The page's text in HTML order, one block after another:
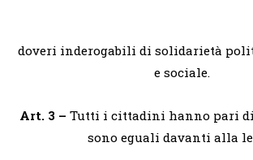
doveri inderogabili di solidarietà
e sociale.
Art. 3 – Tutti i cittadini hanno pari
sono eguali davanti alla